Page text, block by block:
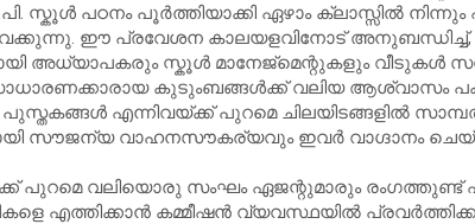
സ്കൂൾ പഠനം പൂർത്തിയാക്കി ഏഴാം ക്ലാസ്സിൽ നിന്നും
ഈ പ്രവേശന കാലയളവിനോട് അനുബന്ധിച്ച്,
അധ്യാപകരും സ്കൂൾ മാനേജ്മെന്റുകളും വീടുകൾ
കുടുംബങ്ങൾക്ക് വലിയ ആശ്വാസം
എന്നിവയ്ക്ക് പുറമെ ചിലയിടങ്ങളിൽ
സൗജന്യ വാഹനസൗകര്യവും ഇവർ വാഗ്ദാനം
വലിയൊരു സംഘം ഏജന്റുമാരും രംഗത്തുണ്ട്
എത്തിക്കാൻ കമ്മീഷൻ വ്യവസ്ഥയിൽ